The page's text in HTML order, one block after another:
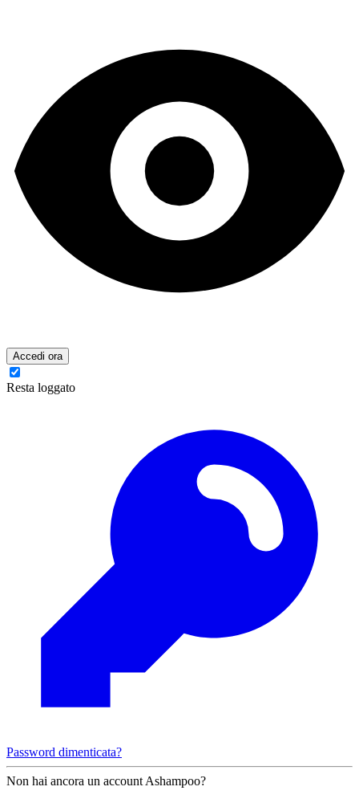
Accedi ora
Resta loggato
Password dimenticata?
Non hai ancora un account Ashampoo?